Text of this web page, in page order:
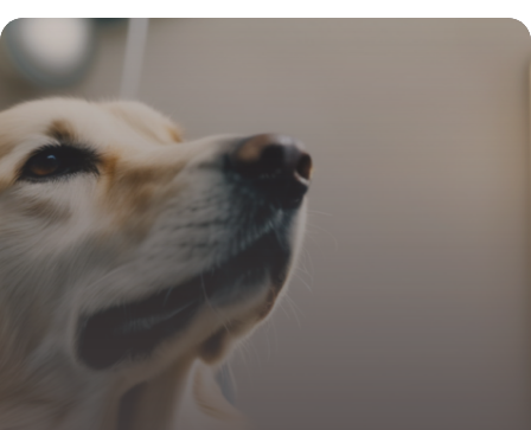
cette approche transforme la santé de
votre compagnon
4 juillet 2025